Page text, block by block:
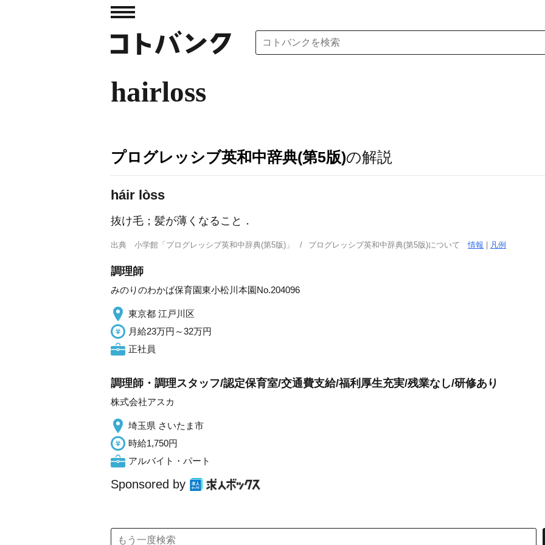
hairloss
プログレッシブ英和中辞典(第5版)の解説
háir lòss
抜け毛；髪が薄くなること ．
出典 小学館「プログレッシブ英和中辞典(第5版)」 プログレッシブ英和中辞典(第5版)について情報 凡例
調理師
みのりのわかば保育園東小松川本園No.204096
東京都 江戸川区
月給23万円～32万円
正社員
調理師・調理スタッフ/認定保育室/交通費支給/福利厚生充実/残業なし/研修あり
株式会社アスカ
埼玉県 さいたま市
時給1,750円
アルバイト・パート
Sponsored by